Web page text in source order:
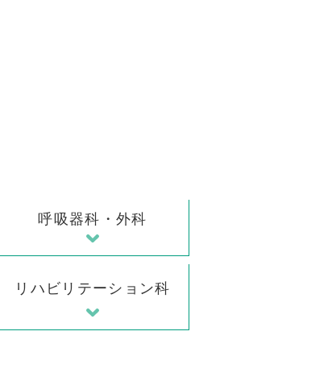
呼吸器科・外科
リハビリテーション科